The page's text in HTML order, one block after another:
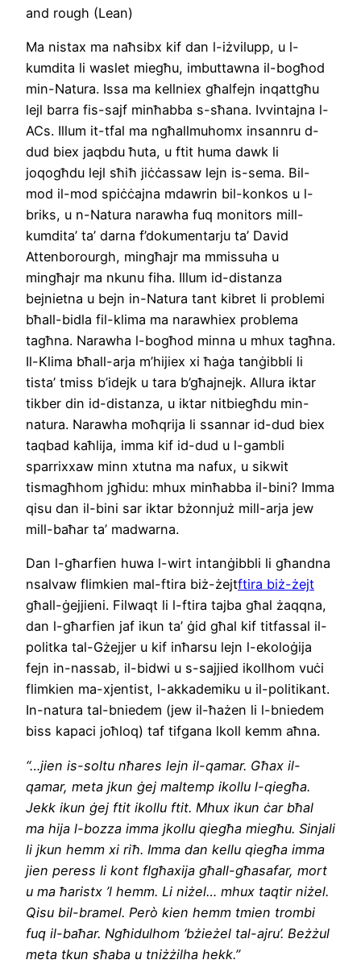
and rough (Lean)
Ma nistax ma naħsibx kif dan l-iżvilupp, u l-
kumdita li waslet miegħu, imbuttawna il-bogħod
min-Natura. Issa ma kellniex għalfejn inqattgħu
lejl barra fis-sajf minħabba s-sħana. Ivvintajna l-
ACs. Illum it-tfal ma ngħallmuhomx insannru d-
dud biex jaqbdu ħuta, u ftit huma dawk li
joqogħdu lejl sħiħ jiċċassaw lejn is-sema. Bil-
mod il-mod spiċċajna mdawrin bil-konkos u l-
briks, u n-Natura narawha fuq monitors mill-
kumdita’ ta’ darna f’dokumentarju ta’ David
Attenborourgh, mingħajr ma mmissuha u
mingħajr ma nkunu fiha. Illum id-distanza
bejnietna u bejn in-Natura tant kibret li problemi
bħall-bidla fil-klima ma narawhiex problema
tagħna. Narawha l-bogħod minna u mhux tagħna.
Il-Klima bħall-arja m’hijiex xi ħaġa tanġibbli li
tista’ tmiss b’idejk u tara b’għajnejk. Allura iktar
tikber din id-distanza, u iktar nitbiegħdu min-
natura. Narawha moħqrija li ssannar id-dud biex
taqbad kaħlija, imma kif id-dud u l-gambli
sparrixxaw minn xtutna ma nafux, u sikwit
tismagħhom jgħidu: mhux minħabba il-bini? Imma
qisu dan il-bini sar iktar bżonnjuż mill-arja jew
mill-baħar ta’ madwarna.
Dan l-għarfien huwa l-wirt intanġibbli li għandna
nsalvaw flimkien mal-ftira biż-żejtftira biż-żejt
għall-ġejjieni. Filwaqt li l-ftira tajba għal żaqqna,
dan l-għarfien jaf ikun ta’ ġid għal kif titfassal il-
politka tal-Gżejjer u kif inħarsu lejn l-ekoloġija
fejn in-nassab, il-bidwi u s-sajjied ikollhom vuċi
flimkien ma-xjentist, l-akkademiku u il-politikant.
In-natura tal-bniedem (jew il-ħażen li l-bniedem
biss kapaci joħloq) taf tifgana lkoll kemm aħna.
“…jien is-soltu nħares lejn il-qamar. Għax il-
qamar, meta jkun ġej maltemp ikollu l-qiegħa.
Jekk ikun ġej ftit ikollu ftit. Mhux ikun ċar bħal
ma hija l-bozza imma jkollu qiegħa miegħu. Sinjali
li jkun hemm xi riħ. Imma dan kellu qiegħa imma
jien peress li kont flgħaxija għall-għasafar, mort
u ma ħaristx ’l hemm. Li niżel… mhux taqtir niżel.
Qisu bil-bramel. Però kien hemm tmien trombi
fuq il-baħar. Ngħidulhom ‘bżieżel tal-ajru’. Beżżul
meta tkun sħaba u tniżżilha hekk.”